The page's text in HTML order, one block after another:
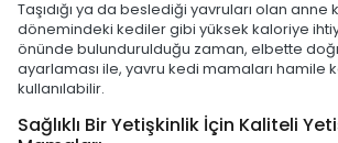
Taşıdığı ya da beslediği yavruları olan
dönemindeki kediler gibi yüksek kaloriye
önünde bulundurulduğu zaman, elbette
ayarlaması ile, yavru kedi mamaları hamile
kullanılabilir.
Sağlıklı Bir Yetişkinlik İçin Kaliteli